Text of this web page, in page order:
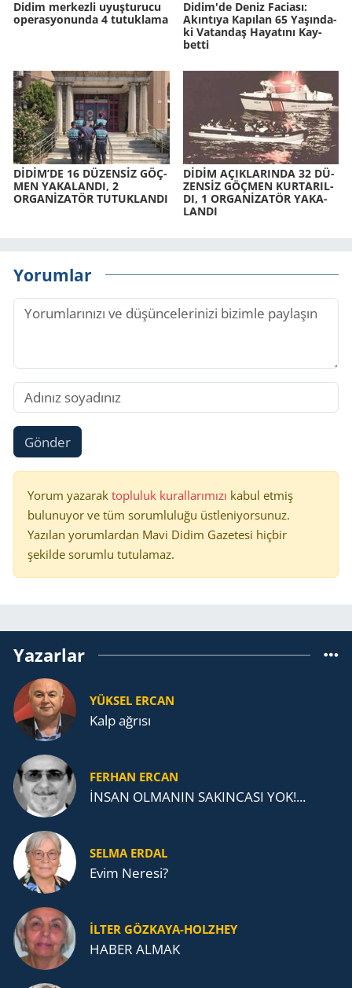
Didim merkezli uyuşturucu
operasyonunda 4 tutuklama
Didim'de Deniz Fa­ci­ası:
Akın­tı­ya Ka­pı­lan 65 Ya­şın­da­
ki Va­tan­daş Ha­ya­tı­nı Kay­
bet­ti
DİDİM’DE 16 DÜ­ZENSİZ GÖÇ­
MEN YA­KA­LAN­DI, 2
ORGANİZATÖR TU­TUK­LAN­DI
DİDİM AÇIK­LA­RIN­DA 32 DÜ­
ZENSİZ GÖÇ­MEN KUR­TA­RIL­
DI, 1 ORGANİZATÖR YA­KA­
LAN­DI
Yorumlar
Gönder
Yorum yazarak topluluk kurallarımızı kabul etmiş
bulunuyor ve tüm sorumluluğu üstleniyorsunuz.
Yazılan yorumlardan Mavi Didim Gazetesi hiçbir
şekilde sorumlu tutulamaz.
Yazarlar
YÜKSEL ERCAN
Kalp ağrısı
FERHAN ERCAN
İNSAN OLMANIN SAKINCASI YOK!...
SELMA ERDAL
Evim Neresi?
İLTER GÖZKAYA-HOLZHEY
HABER ALMAK